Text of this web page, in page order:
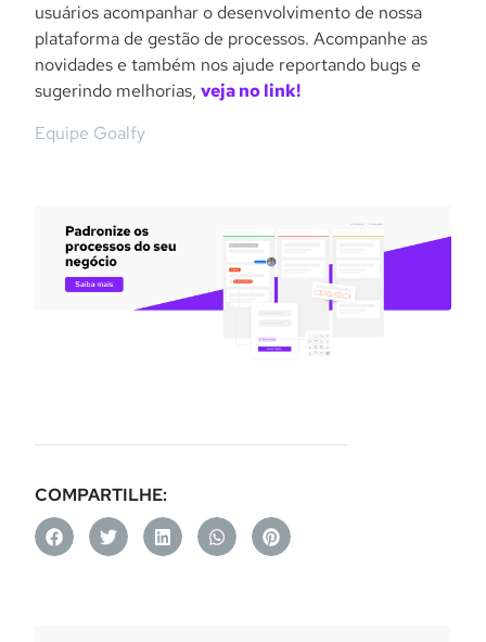
usuários acompanhar o desenvolvimento de nossa
plataforma de gestão de processos. Acompanhe as
novidades e também nos ajude reportando bugs e
sugerindo melhorias, veja no link!
Equipe Goalfy
COMPARTILHE: